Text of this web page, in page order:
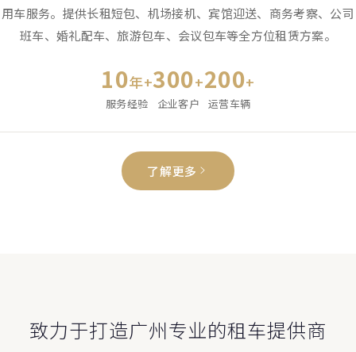
用车服务。提供长租短包、机场接机、宾馆迎送、商务考察、公司
班车、婚礼配车、旅游包车、会议包车等全方位租赁方案。
10年+
服务经验
300+
企业客户
200+
运营车辆
了解更多
致力于打造广州专业的租车提供商